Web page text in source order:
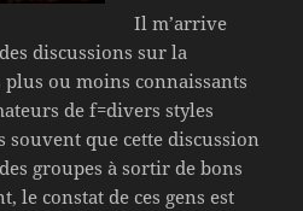
Il m’arrive
discussions sur la
plus ou moins connaissants
de f=divers styles
que cette discussion
groupes à sortir de bons
le constat de ces gens est